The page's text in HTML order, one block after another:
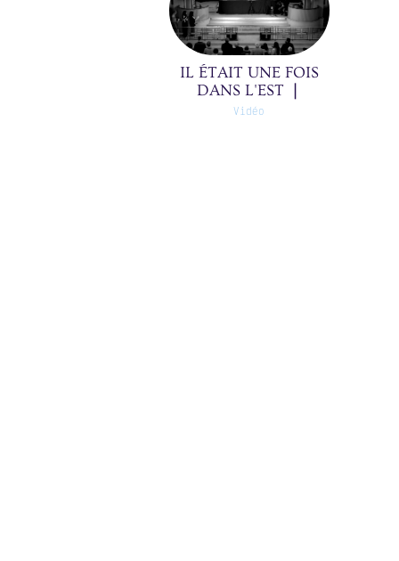
IL ÉTAIT UNE FOIS
DANS L'EST ❘
INAUGURATION ❘
Vidéo